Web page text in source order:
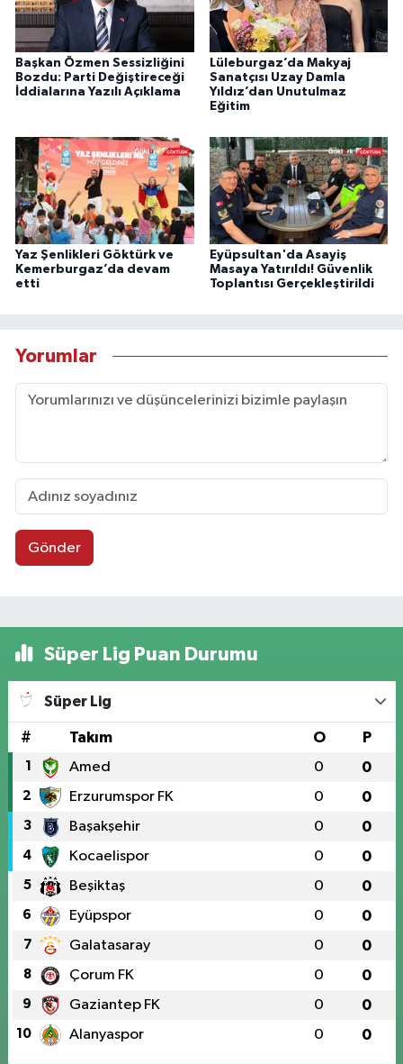
Başkan Özmen Sessizliğini
Bozdu: Parti Değiştireceği
İddialarına Yazılı Açıklama
Lüleburgaz’da Makyaj
Sanatçısı Uzay Damla
Yıldız’dan Unutulmaz
Eğitim
Yaz Şenlikleri Göktürk ve
Kemerburgaz’da devam
etti
Eyüpsultan'da Asayiş
Masaya Yatırıldı! Güvenlik
Toplantısı Gerçekleştirildi
Yorumlar
Gönder
Süper Lig Puan Durumu
Süper Lig
# Takım O P
1 Amed 0 0
2 Erzurumspor FK 0 0
3 Başakşehir 0 0
4 Kocaelispor 0 0
5 Beşiktaş 0 0
6 Eyüpspor 0 0
7 Galatasaray 0 0
8 Çorum FK 0 0
9 Gaziantep FK 0 0
10 Alanyaspor 0 0